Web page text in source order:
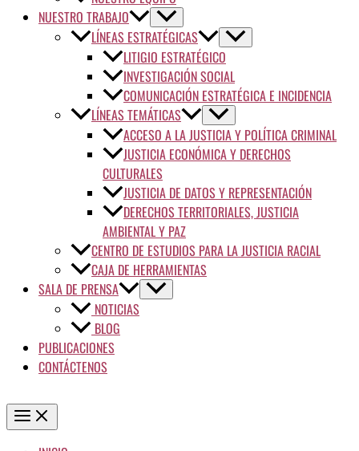
NUESTRO TRABAJO
LÍNEAS ESTRATÉGICAS
LITIGIO ESTRATÉGICO
INVESTIGACIÓN SOCIAL
COMUNICACIÓN ESTRATÉGICA E INCIDENCIA
LÍNEAS TEMÁTICAS
ACCESO A LA JUSTICIA Y POLÍTICA CRIMINAL
JUSTICIA ECONÓMICA Y DERECHOS
CULTURALES
JUSTICIA DE DATOS Y REPRESENTACIÓN
DERECHOS TERRITORIALES, JUSTICIA
AMBIENTAL Y PAZ
CENTRO DE ESTUDIOS PARA LA JUSTICIA RACIAL
CAJA DE HERRAMIENTAS
SALA DE PRENSA
NOTICIAS
BLOG
PUBLICACIONES
CONTÁCTENOS